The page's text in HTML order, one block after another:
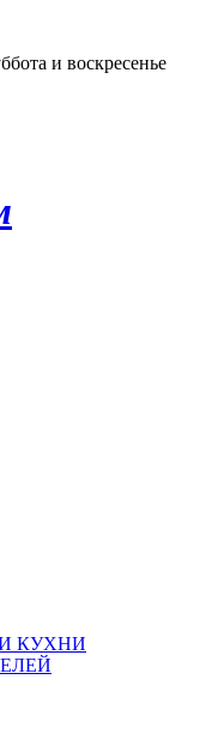
и воскресенье
КУХНИ